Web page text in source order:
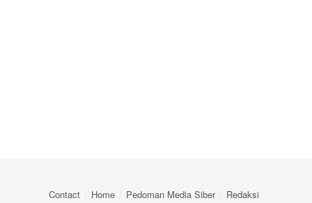
Contact Home Pedoman Media Siber Redaksi